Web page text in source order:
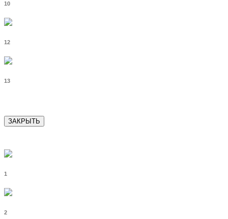
10
12
13
ЗАКРЫТЬ
1
2